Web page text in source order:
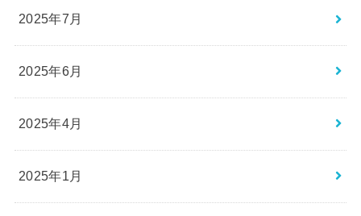
2025年7月
2025年6月
2025年4月
2025年1月